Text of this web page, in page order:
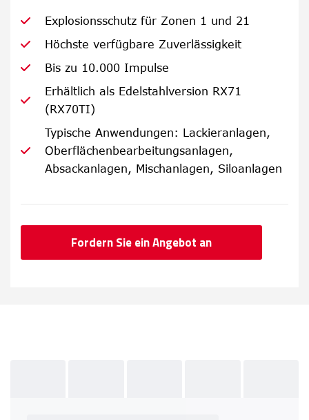
Explosionsschutz für Zonen 1 und 21
Höchste verfügbare Zuverlässigkeit
Bis zu 10.000 Impulse
Erhältlich als Edelstahlversion RX71
(RX70TI)
Typische Anwendungen: Lackieranlagen,
Oberflächenbearbeitungsanlagen,
Absackanlagen, Mischanlagen, Siloanlagen
Fordern Sie ein Angebot an